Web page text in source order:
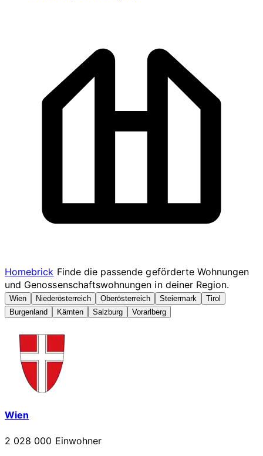
Homebrick Finde die passende geförderte Wohnungen
und Genossenschaftswohnungen in deiner Region.
Wien Niederösterreich Oberösterreich Steiermark
Tirol
Burgenland
Kärnten Salzburg Vorarlberg
Wien
2 028 000 Einwohner